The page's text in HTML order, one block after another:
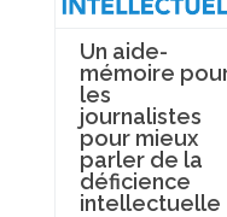
Un aide-
mémoire
les
journalistes
pour mieux
parler de la
déficience
intellectuelle